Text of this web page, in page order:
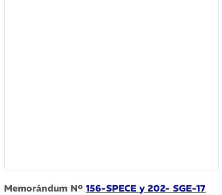
Memorándum Nº 156-SPECE y 202- SGE-17